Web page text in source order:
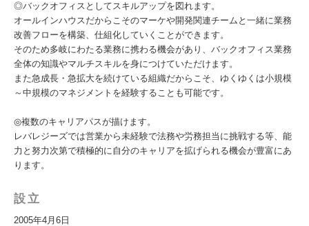
◎バックオフィスとしてスキルアップを図れます。
オールインハウスだからこそのマーケや開発関連チームと一緒に業務
改善フローを構築、仕組化していくことができます。
そのため多岐にわたる業務に携わる機会があり、バックオフィス業務
全体の知識やマルチスキルを身につけていただけます。
また急成長・急拡大を続けている組織だからこそ、ゆくゆくは小規模
～中規模のマネジメントを経験することも可能です。
◎複数のキャリアパスが描けます。
レバレジーズでは営業から未経験で法務や労務担当に挑戦する等、能
力と努力次第で積極的に自分のキャリアを拡げられる機会が豊富にあ
ります。
設立
2005年4月6日